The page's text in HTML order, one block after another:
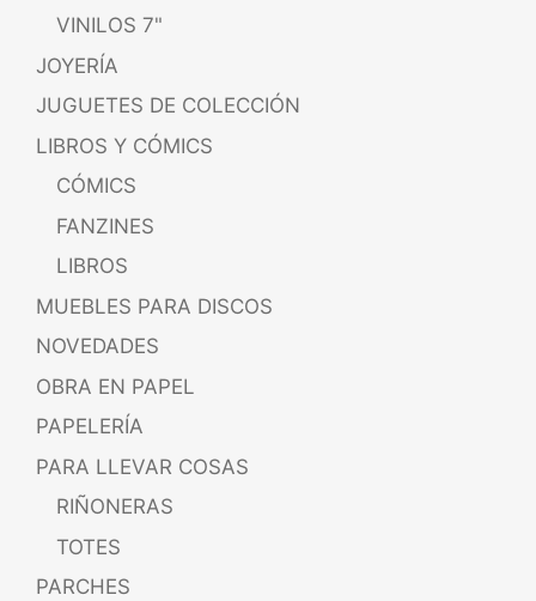
VINILOS 7"
JOYERÍA
JUGUETES DE COLECCIÓN
LIBROS Y CÓMICS
CÓMICS
FANZINES
LIBROS
MUEBLES PARA DISCOS
NOVEDADES
OBRA EN PAPEL
PAPELERÍA
PARA LLEVAR COSAS
RIÑONERAS
TOTES
PARCHES